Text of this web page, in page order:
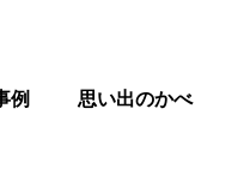
例 思い出のかべ